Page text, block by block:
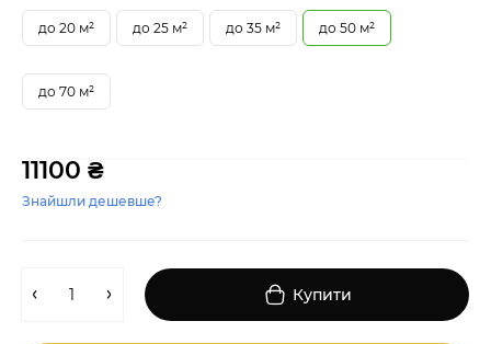
до 20 м² до 25 м² до 35 м² до 50 м²
до 70 м²
11100 ₴
Знайшли дешевше?
Купити